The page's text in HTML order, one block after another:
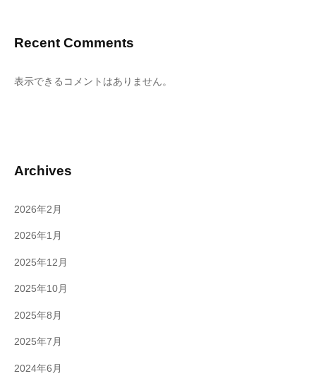
Recent Comments
表示できるコメントはありません。
Archives
2026年2月
2026年1月
2025年12月
2025年10月
2025年8月
2025年7月
2024年6月